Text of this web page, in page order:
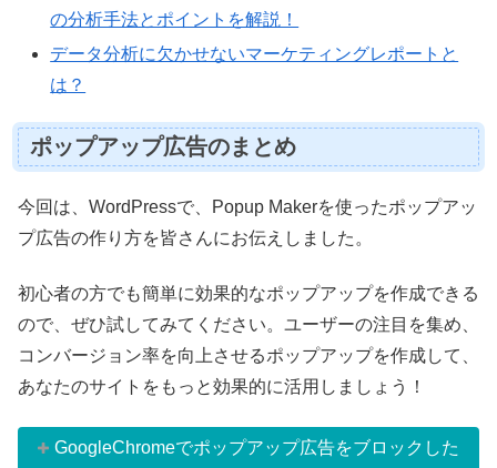
の分析手法とポイントを解説！
データ分析に欠かせないマーケティングレポートと
は？
ポップアップ広告のまとめ
今回は、WordPressで、Popup Makerを使ったポップアッ
プ広告の作り方を皆さんにお伝えしました。
初心者の方でも簡単に効果的なポップアップを作成できる
ので、ぜひ試してみてください。ユーザーの注目を集め、
コンバージョン率を向上させるポップアップを作成して、
あなたのサイトをもっと効果的に活用しましょう！
GoogleChromeでポップアップ広告をブロックした